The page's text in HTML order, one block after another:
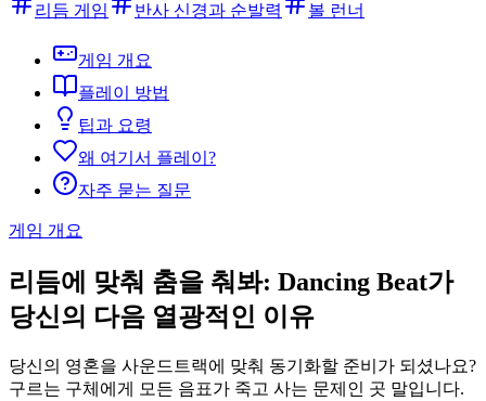
리듬 게임 반사 신경과 순발력 볼 런너
게임 개요
플레이 방법
팁과 요령
왜 여기서 플레이?
자주 묻는 질문
게임 개요
리듬에 맞춰 춤을 춰봐: Dancing Beat가
당신의 다음 열광적인 이유
당신의 영혼을 사운드트랙에 맞춰 동기화할 준비가 되셨나요?
구르는 구체에게 모든 음표가 죽고 사는 문제인 곳 말입니다.